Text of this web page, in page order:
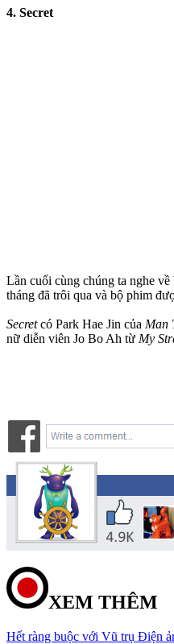
4. Secret
Lần cuối cùng chúng ta nghe
tháng đã trôi qua và bộ phim
Secretcó Park Hae Jin của Man
nữ diễn viên Jo Bo Ah từ My
XEM THÊM
Hết ràng buộc với Vũ trụ Điện